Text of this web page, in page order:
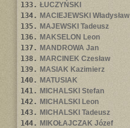
133. ŁUCZYŃSKI
134. MACIEJEWSKI Władysław
135. MAJEWSKI Tadeusz
136. MAKSELON Leon
137. MANDROWA Jan
138. MARCINEK Czesław
139. MASIAK Kazimierz
140. MATUSIAK
141. MICHALSKI Stefan
142. MICHALSKI Leon
143. MICHALSKI Tadeusz
144. MIKOŁAJCZAK Józef